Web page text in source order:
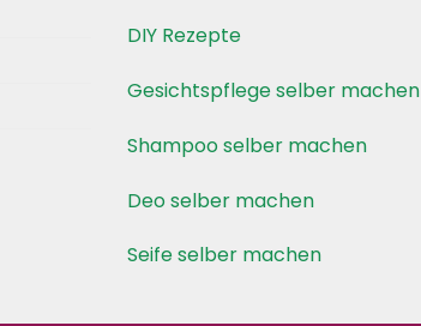
auf
Produktseite
werden
DIY Rezepte
Gesichtspflege selber machen
Shampoo selber machen
Deo selber machen
Seife selber machen